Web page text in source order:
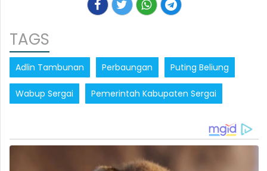
TAGS
Adlin Tambunan Perbaungan Puting Beliung
Wabup Sergai Pemerintah Kabupaten Sergai